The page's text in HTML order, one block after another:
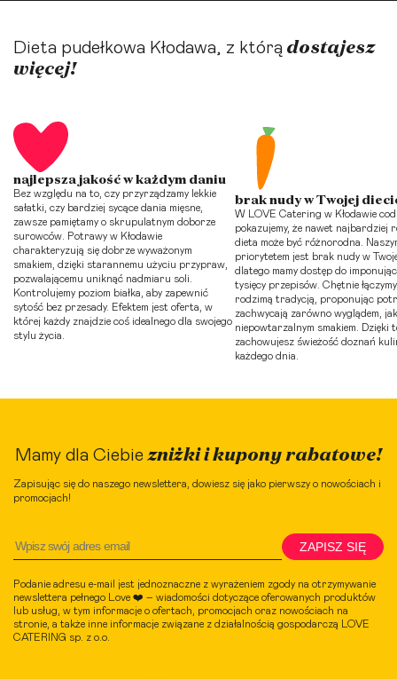
Dieta pudełkowa Kłodawa, z którą dostajesz
więcej!
najlepsza jakość w każdym daniu
Bez względu na to, czy przyrządzamy lekkie
sałatki, czy bardziej sycące dania mięsne,
zawsze pamiętamy o skrupulatnym doborze
surowców. Potrawy w Kłodawie
charakteryzują się dobrze wyważonym
smakiem, dzięki starannemu użyciu przypraw,
pozwalającemu uniknąć nadmiaru soli.
Kontrolujemy poziom białka, aby zapewnić
sytość bez przesady. Efektem jest oferta, w
której każdy znajdzie coś idealnego dla swojego
stylu życia.
brak nudy w Twojej
W LOVE Catering w Kłodawie
pokazujemy, że nawet najbardziej
dieta może być różnorodna.
priorytetem jest brak nudy w
dlatego mamy dostęp do
tysięcy przepisów. Chętnie
rodzimą tradycją, proponując
zachwycają zarówno wyglądem,
niepowtarzalnym smakiem. Dzięki
zachowujesz świeżość doznań
każdego dnia.
Mamy dla Ciebie zniżki i kupony rabatowe!
Zapisując się do naszego newslettera, dowiesz się jako pierwszy o nowościach i
promocjach!
ZAPISZ SIĘ
Podanie adresu e-mail jest jednoznaczne z wyrażeniem zgody na otrzymywanie
newslettera pełnego Love ❤️ – wiadomości dotyczące oferowanych produktów
lub usług, w tym informacje o ofertach, promocjach oraz nowościach na
stronie, a także inne informacje związane z działalnością gospodarczą LOVE
CATERING sp. z o.o.